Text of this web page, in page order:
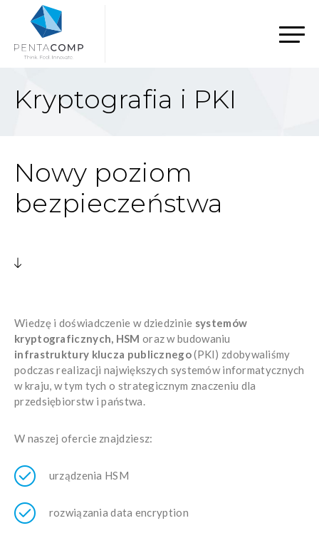
Kryptografia i PKI
Nowy poziom
bezpieczeństwa
Wiedzę i doświadczenie w dziedzinie systemów
kryptograficznych, HSM oraz w budowaniu
infrastruktury klucza publicznego(PKI) zdobywaliśmy
podczas realizacji największych systemów informatycznych
w kraju, w tym tych o strategicznym znaczeniu dla
przedsiębiorstw i państwa.
W naszej ofercie znajdziesz:
urządzenia HSM
rozwiązania data encryption